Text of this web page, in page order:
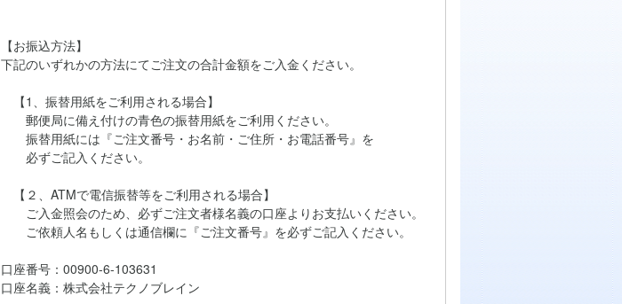
【お振込方法】
下記のいずれかの方法にてご注文の合計金額をご入金ください。
【1、振替用紙をご利用される場合】
郵便局に備え付けの青色の振替用紙をご利用ください。
振替用紙には『ご注文番号・お名前・ご住所・お電話番号』を
必ずご記入ください。
【２、ATMで電信振替等をご利用される場合】
ご入金照会のため、必ずご注文者様名義の口座よりお支払いください。
ご依頼人名もしくは通信欄に『ご注文番号』を必ずご記入ください。
口座番号：00900-6-103631
口座名義：株式会社テクノブレイン